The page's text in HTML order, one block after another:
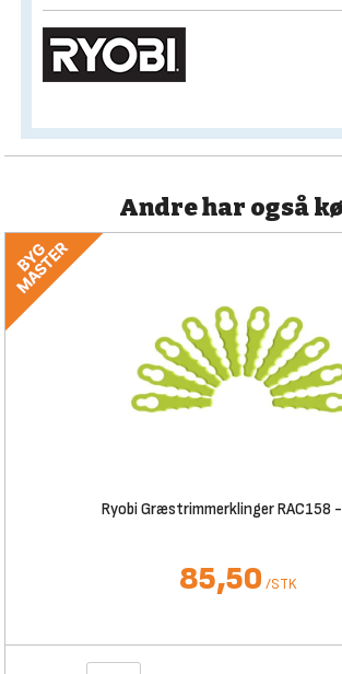
Andre har også
Ryobi Græstrimmerklinger RAC158
85,50 /STK